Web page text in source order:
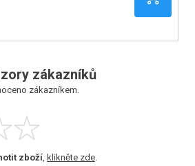
zákazníků
zákazníkem.
zboží, klikněte zde.